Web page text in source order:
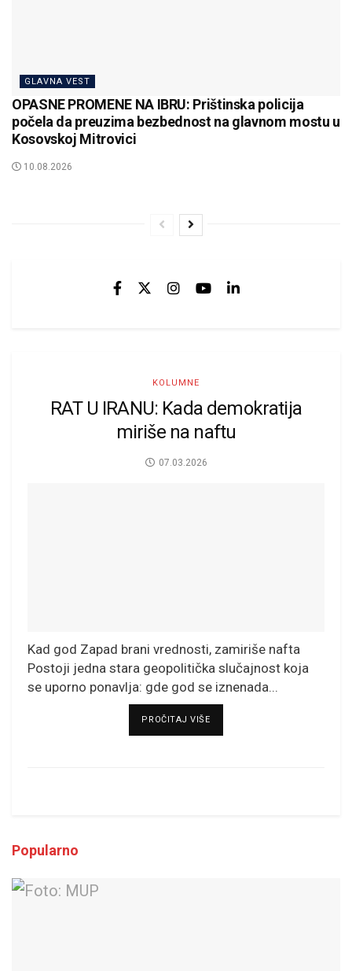
GLAVNA VEST
OPASNE PROMENE NA IBRU: Prištinska policija
počela da preuzima bezbednost na glavnom mostu u
Kosovskoj Mitrovici
10.08.2026
KOLUMNE
RAT U IRANU: Kada demokratija
miriše na naftu
07.03.2026
Kad god Zapad brani vrednosti, zamiriše nafta
Postoji jedna stara geopolitička slučajnost koja
se uporno ponavlja: gde god se iznenada...
PROČITAJ VIŠEDETAILS
Popularno